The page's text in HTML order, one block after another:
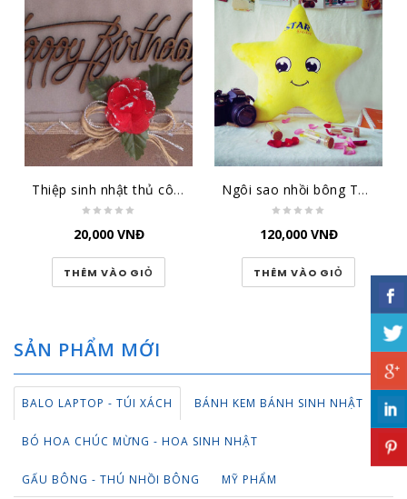
Thiệp sinh nhật thủ công đại lớn SN-DL-1501
20,000 VNĐ
THÊM VÀO GIỎ
Ngôi sao nhồi bông TBNS
120,000 VNĐ
THÊM VÀO GIỎ
SẢN PHẨM MỚI
BALO LAPTOP - TÚI XÁCH BÁNH KEM BÁNH SINH NHẬT
BÓ HOA CHÚC MỪNG - HOA SINH NHẬT
GẤU BÔNG - THÚ NHỒI BÔNG MỸ PHẨM